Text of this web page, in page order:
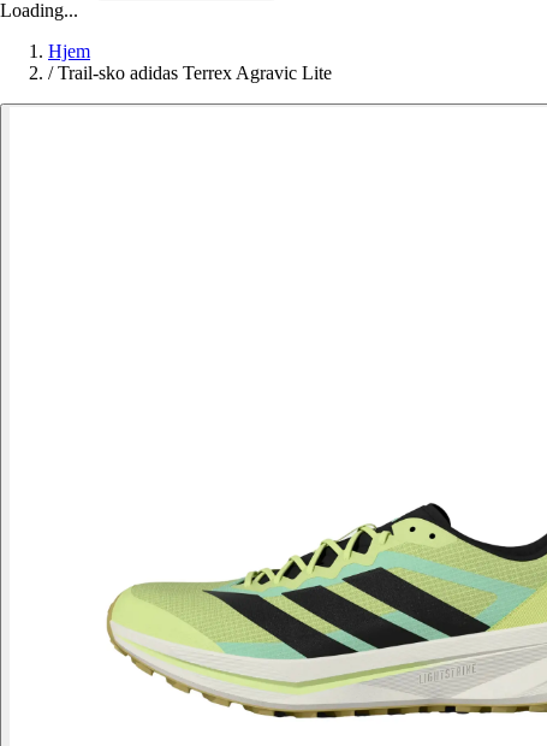
Loading...
Hjem
/ Trail-sko adidas Terrex Agravic Lite